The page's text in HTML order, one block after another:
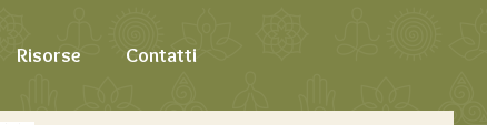
Risorse Contatti